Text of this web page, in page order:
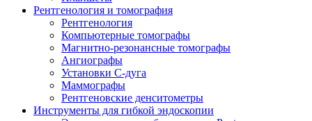
Рентгенология и томография
Рентгенология
Компьютерные томографы
Магнитно-резонансные томографы
Ангиографы
Установки С-дуга
Маммографы
Рентгеновские денситометры
Инструменты для гибкой эндоскопии